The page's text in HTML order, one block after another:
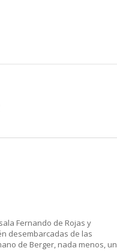
Fernando de Rojas y
desembarcadas de las
de Berger, nada menos, un